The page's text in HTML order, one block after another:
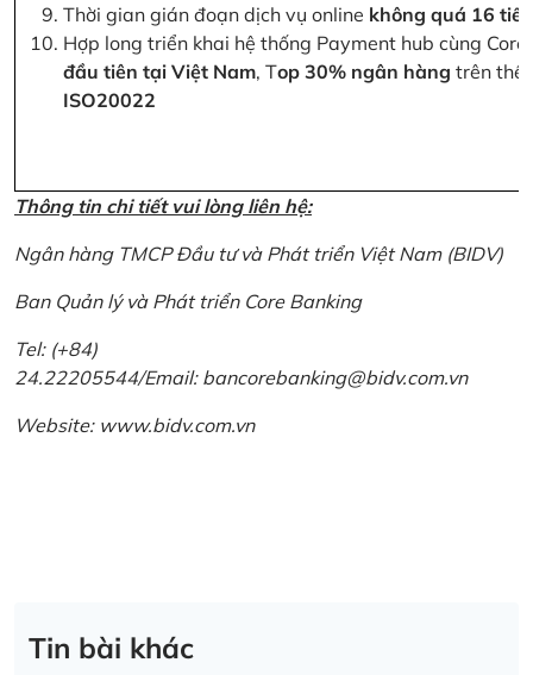
Thời gian gián đoạn dịch vụ online không quá 16
Hợp long triển khai hệ thống Payment hub cùng
đầu tiên tại Việt Nam, Top 30% ngân hàng trên thế
ISO20022
Thông tin chi tiết vui lòng liên hệ:
Ngân hàng TMCP Đầu tư và Phát triển Việt Nam (BIDV)
Ban Quản lý và Phát triển Core Banking
Tel: (+84)
24.22205544/Email: bancorebanking@bidv.com.vn
Website: www.bidv.com.vn
Tin bài khác